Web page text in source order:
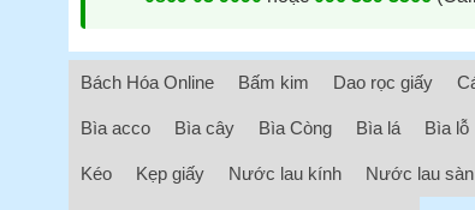
Bách Hóa Online Bấm kim Dao rọc giấy
Bìa acco Bìa cây Bìa Còng Bìa lá Bìa lỗ
Kéo Kẹp giấy Nước lau kính Nước lau sàn